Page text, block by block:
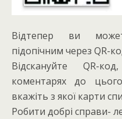
Відтепер ви
підопічним через QR-
Відскануйте QR-
коментарях до
вкажіть з якої карти
Робити добрі справи-